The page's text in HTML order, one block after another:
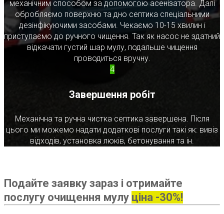
механічним способом за допомогою асенізатора. Далі
обробляємо поверхню та дно септика спеціальними
дезінфікуючими засобами. Чекаємо 10-15 хвилин і
приступаємо до ручного чищення. Так як насос не здатний
відкачати густий шар мулу, подальше чищення
проводиться вручну.
4
Завершення робіт
Механічна та ручна чистка септика завершена. Після
цього ми можемо надати додаткові послуги такі як: вивіз
відходів, установка люків, бетонування та ін.
Подайте заявку зараз і отримайте
послугу очищення мулу ціна -30%!